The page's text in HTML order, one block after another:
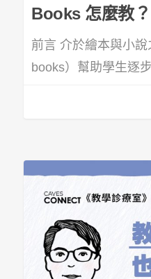
Books 怎麼教？
前言 介於繪本與小
books）幫助學生逐